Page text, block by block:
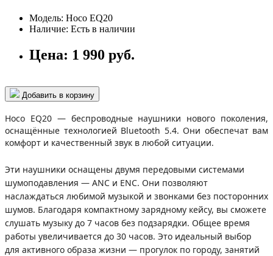
Модель: Hoco EQ20
Наличие: Есть в наличии
Цена: 1 990 руб.
Добавить в корзину
Hoco EQ20 — беспроводные наушники нового поколения,
оснащённые технологией Bluetooth 5.4. Они обеспечат вам
комфорт и качественный звук в любой ситуации.
Эти наушники оснащены двумя передовыми системами
шумоподавления — ANC и ENC. Они позволяют
наслаждаться любимой музыкой и звонками без посторонних
шумов. Благодаря компактному зарядному кейсу, вы сможете
слушать музыку до 7 часов без подзарядки. Общее время
работы увеличивается до 30 часов. Это идеальный выбор
для активного образа жизни — прогулок по городу, занятий